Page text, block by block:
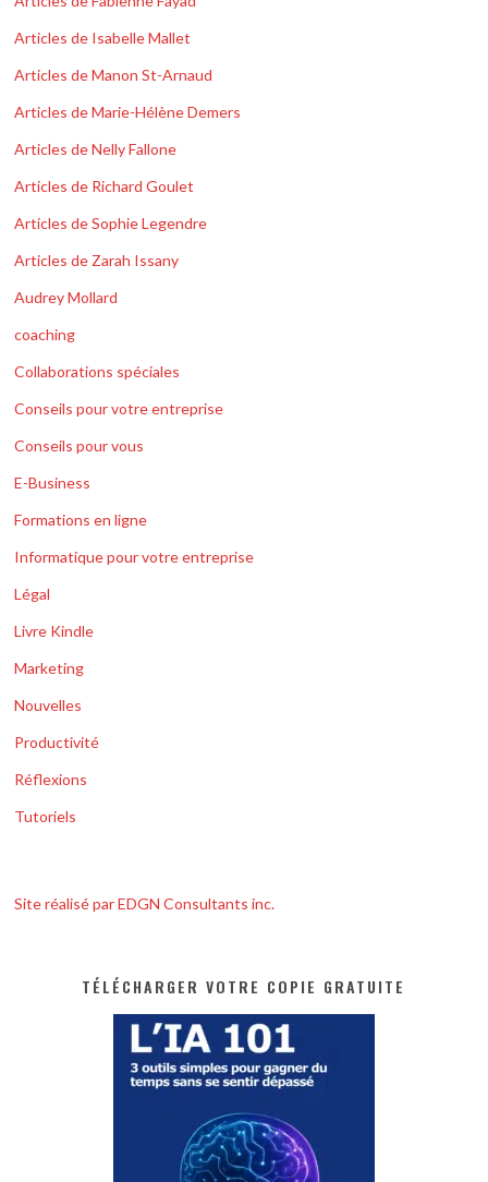
Articles de Isabelle Mallet
Articles de Manon St-Arnaud
Articles de Marie-Hélène Demers
Articles de Nelly Fallone
Articles de Richard Goulet
Articles de Sophie Legendre
Articles de Zarah Issany
Audrey Mollard
coaching
Collaborations spéciales
Conseils pour votre entreprise
Conseils pour vous
E-Business
Formations en ligne
Informatique pour votre entreprise
Légal
Livre Kindle
Marketing
Nouvelles
Productivité
Réflexions
Tutoriels
Site réalisé par EDGN Consultants inc.
TÉLÉCHARGER VOTRE COPIE GRATUITE